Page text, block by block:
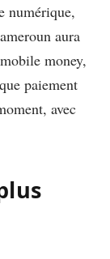
numérique,
aura
money,
paiement
avec